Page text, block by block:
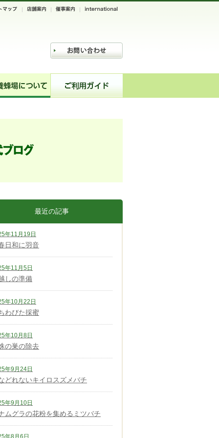
最近の記事
年11月19日
日和に羽音
年11月5日
しの準備
年10月22日
わびた採蜜
年10月8日
の巣の除去
年9月24日
どれないキイロスズメバチ
年9月10日
ムグラの花粉を集めるミツバチ
年8月6日